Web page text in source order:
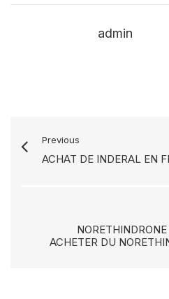
admin
Previous
ACHAT DE INDERAL EN
ACHETER DU